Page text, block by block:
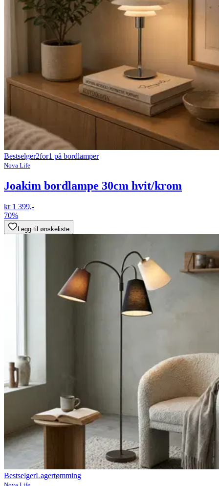
Bestselger2for1 på bordlamper
Nova Life
Joakim bordlampe 30cm hvit/krom
kr 1 399,-
70%
Legg til ønskeliste
BestselgerLagertømming